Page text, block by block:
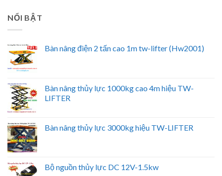
NỔI BẬT
Bàn nâng điện 2 tấn cao 1m tw-lifter (Hw2001)
Bàn nâng thủy lực 1000kg cao 4m hiệu TW-
LIFTER
Bàn nâng thủy lực 3000kg hiệu TW-LIFTER
Bộ nguồn thủy lực DC 12V-1.5kw